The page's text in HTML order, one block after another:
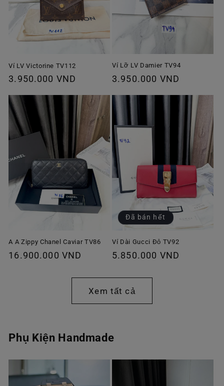
Ví LV Victorine TV112
Giá
thường
3.950.000 VND
Ví Lỡ LV Damier TV94
Giá
thường
3.950.000 VND
A A Zippy Chanel Caviar TV86
Giá
16.900.000 VND
Đã bán hết
Ví Dài Gucci Đỏ TV92
Giá
thường
5.850.000 VND
Xem tất cả
Phụ Kiện Handmade